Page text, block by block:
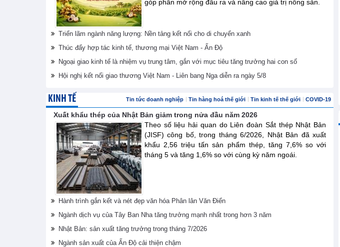
góp phần mở rộng đầu ra và nâng cao giá trị nông sản.
Triển lãm ngành năng lượng: Nền tảng kết nối cho di chuyển xanh
Thúc đẩy hợp tác kinh tế, thương mại Việt Nam - Ấn Độ
Ngoại giao kinh tế là nhiệm vụ trung tâm, gắn với mục tiêu tăng trưởng hai con số
Hội nghị kết nối giao thương Việt Nam - Liên bang Nga diễn ra ngày 5/8
KINH TẾ Tin tức doanh nghiệp Tin hàng hoá thế giới Tin kinh tế thế giới COVID-19
Xuất khẩu thép của Nhật Bản giảm trong nửa đầu năm 2026
Theo số liệu hải quan do Liên đoàn Sắt thép Nhật Bản
(JISF) công bố, trong tháng 6/2026, Nhật Bản đã xuất
khẩu 2,56 triệu tấn sản phẩm thép, tăng 7,6% so với
tháng 5 và tăng 1,6% so với cùng kỳ năm ngoái.
Hành trình gắn kết và nét đẹp văn hóa Phân lân Văn Điển
Ngành dịch vụ của Tây Ban Nha tăng trưởng mạnh nhất trong hơn 3 năm
Nhật Bản: sản xuất tăng trưởng trong tháng 7/2026
Ngành sản xuất của Ấn Độ cải thiện chậm